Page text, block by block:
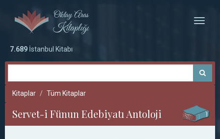
Toggle
7.689 İstanbul Kitabı
Kitaplar Tüm Kitaplar
Servet-i Fünun Edebiyatı Antoloji